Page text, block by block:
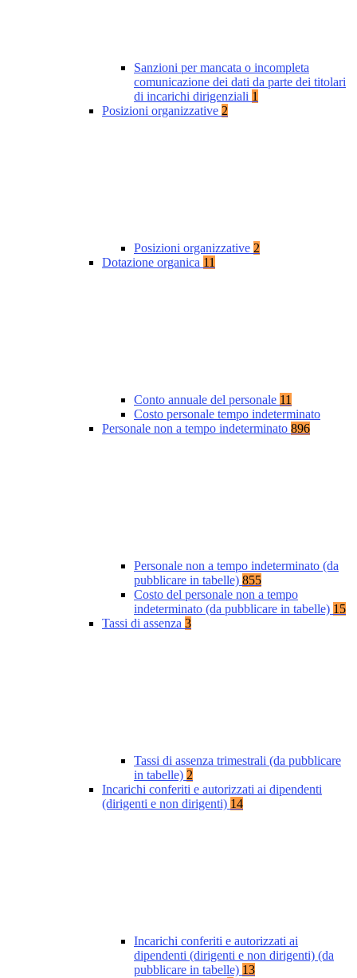
Sanzioni per mancata o incompleta
comunicazione dei dati da parte dei titolari
di incarichi dirigenziali 1
Posizioni organizzative 2
Posizioni organizzative 2
Dotazione organica 11
Conto annuale del personale 11
Costo personale tempo indeterminato
Personale non a tempo indeterminato 896
Personale non a tempo indeterminato (da
pubblicare in tabelle) 855
Costo del personale non a tempo
indeterminato (da pubblicare in tabelle) 15
Tassi di assenza 3
Tassi di assenza trimestrali (da pubblicare
in tabelle) 2
Incarichi conferiti e autorizzati ai dipendenti
(dirigenti e non dirigenti) 14
Incarichi conferiti e autorizzati ai
dipendenti (dirigenti e non dirigenti) (da
pubblicare in tabelle) 13